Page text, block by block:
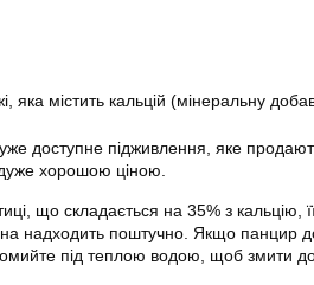
яка містить кальцій (мінеральну
доступне підживлення, яке
хорошою ціною.
що складається на 35% з кальцію,
надходить поштучно. Якщо панцир
під теплою водою, щоб змити